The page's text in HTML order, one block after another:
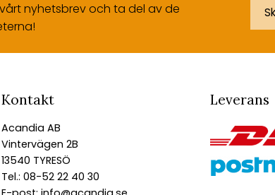
nyhetsbrev och ta del av de
Kontakt
Acandia AB
Vintervägen 2B
13540 TYRESÖ
Tel.: 08-52 22 40 30
Leverans